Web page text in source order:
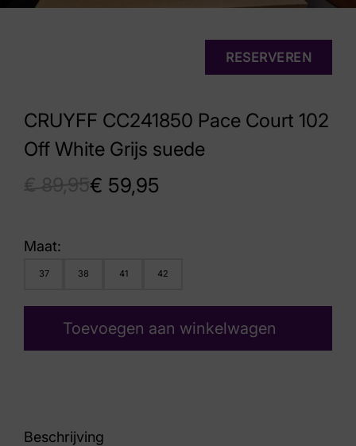
CRUYFF CC241850 Pace Court 102
Off White Grijs suede
€ 59,95
RESERVEREN
Maat:
37 38 41 42
Toevoegen aan winkelwagen
Beschrijving